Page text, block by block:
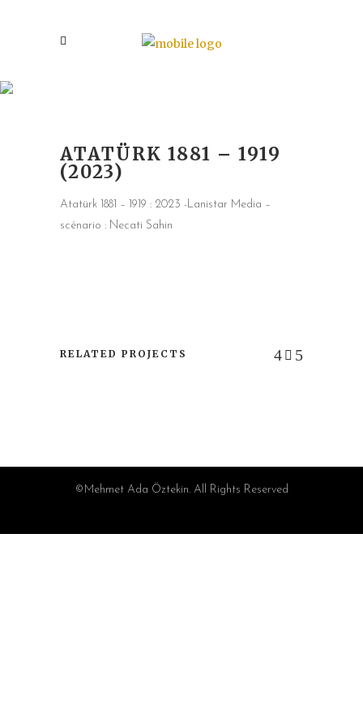
ATATÜRK 1881 – 1919
(2023)
Atatürk 1881 – 1919 : 2023 -Lanistar Media –
scénario : Necati Sahin
RELATED PROJECTS
©Mehmet Ada Öztekin. All Rights Reserved